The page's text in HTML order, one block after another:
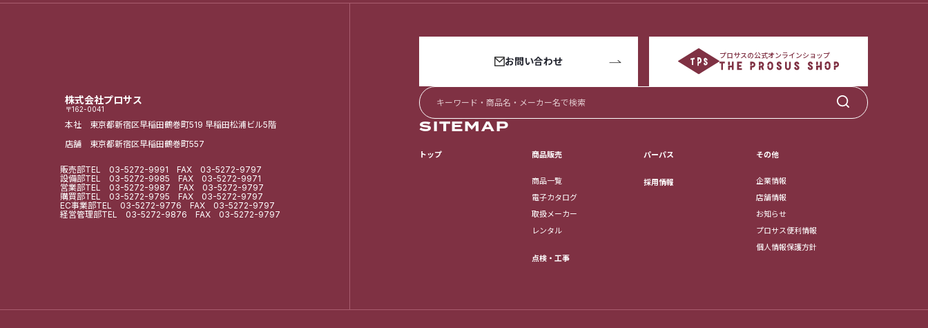
株式会社プロサス
〒162-0041
本社 東京都新宿区早稲田鶴巻町519 早稲田松浦ビル5階
店舗 東京都新宿区早稲田鶴巻町557
販売部TEL 03-5272-9991 FAX 03-5272-9797
設備部TEL 03-5272-9985 FAX 03-5272-9971
営業部TEL 03-5272-9987 FAX 03-5272-9797
購買部TEL 03-5272-9795 FAX 03-5272-9797
EC事業部TEL 03-5272-9776 FAX 03-5272-9797
経営管理部TEL 03-5272-9876 FAX 03-5272-9797
お問い合わせ プロサスの公式オンラインショップ
SITEMAP
トップ 商品販売
商品一覧
電子カタログ
取扱メーカー
レンタル
点検・工事
パーパス
採用情報
その他
企業情報
店舗情報
お知らせ
プロサス便利情報
個人情報保護方針